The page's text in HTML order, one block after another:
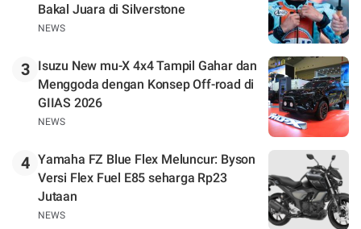
Bakal Juara di Silverstone
NEWS
3
Isuzu New mu-X 4x4 Tampil Gahar dan
Menggoda dengan Konsep Off-road di
GIIAS 2026
NEWS
4 Yamaha FZ Blue Flex Meluncur: Byson
Versi Flex Fuel E85 seharga Rp23
Jutaan
NEWS